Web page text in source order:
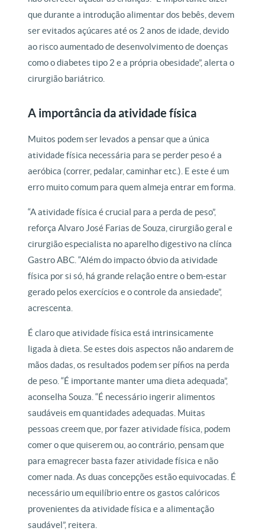
que durante a introdução alimentar dos bebês, devem
ser evitados açúcares até os 2 anos de idade, devido
ao risco aumentado de desenvolvimento de doenças
como o diabetes tipo 2 e a própria obesidade”, alerta o
cirurgião bariátrico.
A importância da atividade física
Muitos podem ser levados a pensar que a única
atividade física necessária para se perder peso é a
aeróbica (correr, pedalar, caminhar etc.). E este é um
erro muito comum para quem almeja entrar em forma.
“A atividade física é crucial para a perda de peso”,
reforça Alvaro José Farias de Souza, cirurgião geral e
cirurgião especialista no aparelho digestivo na clínca
Gastro ABC. “Além do impacto óbvio da atividade
física por si só, há grande relação entre o bem-estar
gerado pelos exercícios e o controle da ansiedade”,
acrescenta.
É claro que atividade física está intrinsicamente
ligada à dieta. Se estes dois aspectos não andarem de
mãos dadas, os resultados podem ser pífios na perda
de peso. “É importante manter uma dieta adequada”,
aconselha Souza. “É necessário ingerir alimentos
saudáveis em quantidades adequadas. Muitas
pessoas creem que, por fazer atividade física, podem
comer o que quiserem ou, ao contrário, pensam que
para emagrecer basta fazer atividade física e não
comer nada. As duas concepções estão equivocadas. É
necessário um equilíbrio entre os gastos calóricos
provenientes da atividade física e a alimentação
saudável”, reitera.